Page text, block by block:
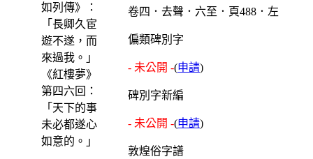
如列傳》：
「長卿久宦
遊不遂，而
來過我。」
《紅樓夢》
第四六回：
「天下的事
未必都遂心
如意的。」
卷四．去聲．六至．頁488．左
偏類碑別字
- 未公開 -(申請)
碑別字新編
- 未公開 -(申請)
敦煌俗字譜